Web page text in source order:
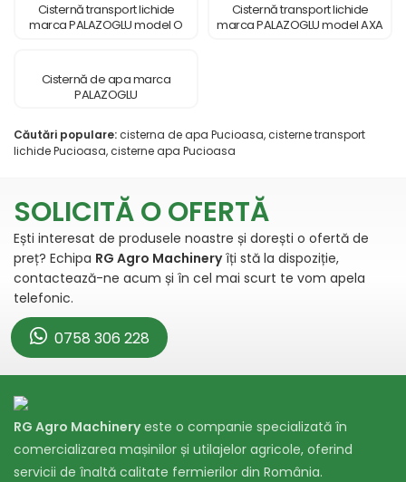
Cisternă transport lichide
marca PALAZOGLU model O
Cisternă transport lichide
marca PALAZOGLU model AXA
Cisternă de apa marca
PALAZOGLU
Căutări populare:cisterna de apa Pucioasa, cisterne transport
lichide Pucioasa, cisterne apa Pucioasa
SOLICITĂ O OFERTĂ
Ești interesat de produsele noastre și dorești o ofertă de
preț? Echipa RG Agro Machineryîți stă la dispoziție,
contactează-ne acum și în cel mai scurt te vom apela
telefonic.
0758 306 228
RG Agro Machineryeste o companie specializată în
comercializarea mașinilor și utilajelor agricole, oferind
servicii de înaltă calitate fermierilor din România.